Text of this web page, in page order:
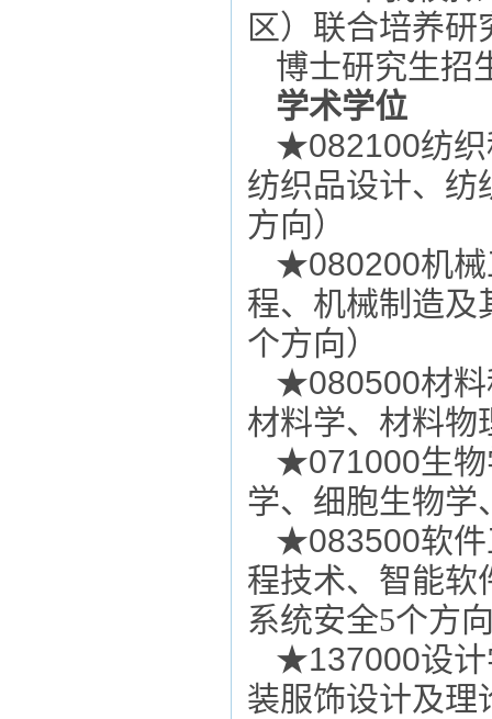
区）联合培养
博士研究生招
学术学位
★082100纺
纺织品设计、纺
方向）
★080200机
程、机械制造及
个方向）
★080500材
材料学、材料物
★071000生
学、细胞生物学
★083500软
程技术、智能软
系统安全5个方
★137000设
装服饰设计及理